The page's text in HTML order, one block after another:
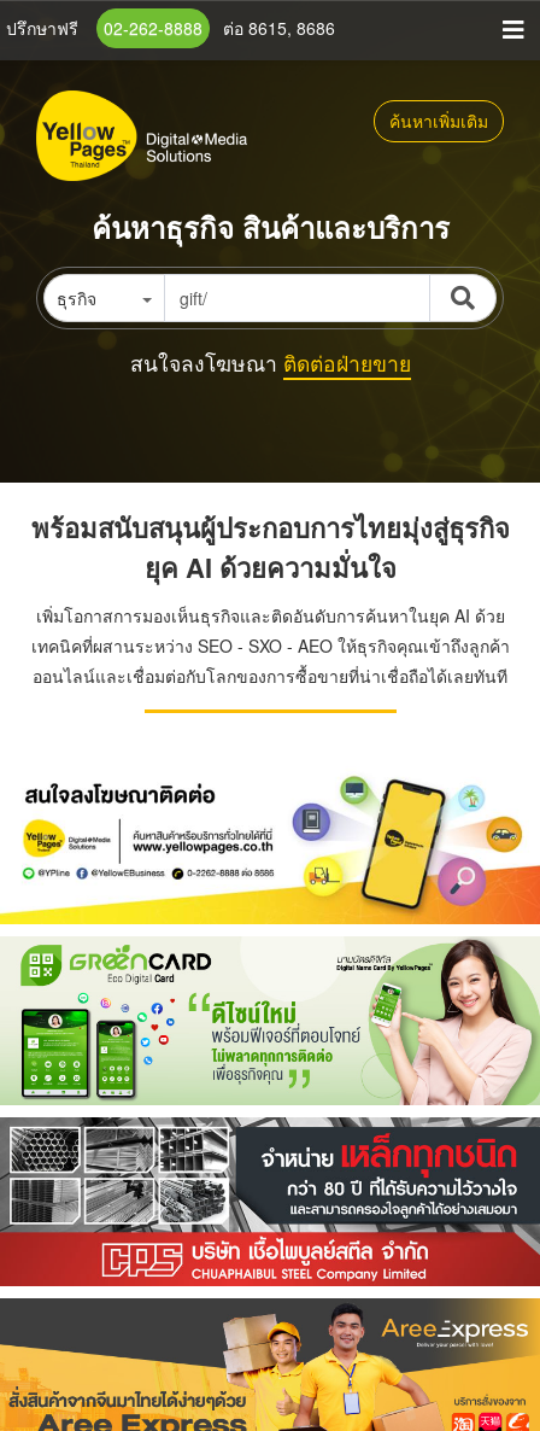
ข้าม
เนื้อหา
หลัก
ปรึกษาฟรี 02-262-8888 ต่อ 8615, 8686
ค้นหาเพิ่มเติม
ค้นหาธุรกิจ สินค้าและบริการ
ธุรกิจ
สนใจลงโฆษณา ติดต่อฝ่ายขาย
พร้อมสนับสนุนผู้ประกอบการไทยมุ่งสู่ธุรกิจ
ยุค AI ด้วยความมั่นใจ
เพิ่มโอกาสการมองเห็นธุรกิจและติดอันดับการค้นหาในยุค AI ด้วย
เทคนิคที่ผสานระหว่าง SEO - SXO - AEO ให้ธุรกิจคุณเข้าถึงลูกค้า
ออนไลน์และเชื่อมต่อกับโลกของการซื้อขายที่น่าเชื่อถือได้เลยทันที